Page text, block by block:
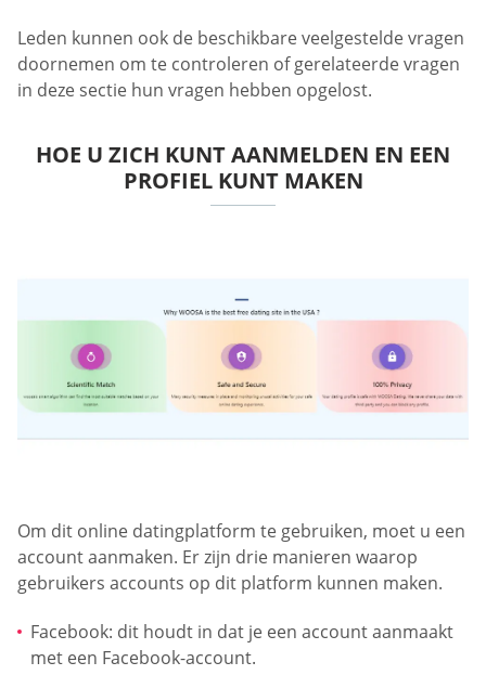
Leden kunnen ook de beschikbare veelgestelde vragen
doornemen om te controleren of gerelateerde vragen
in deze sectie hun vragen hebben opgelost.
HOE U ZICH KUNT AANMELDEN EN EEN
PROFIEL KUNT MAKEN
Om dit online datingplatform te gebruiken, moet u een
account aanmaken. Er zijn drie manieren waarop
gebruikers accounts op dit platform kunnen maken.
Facebook: dit houdt in dat je een account aanmaakt
met een Facebook-account.